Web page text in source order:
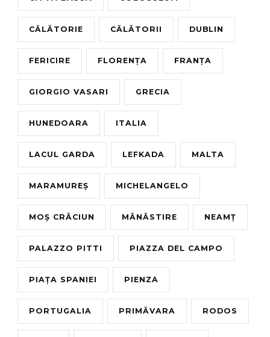
CĂLĂTORIE CĂLĂTORII DUBLIN
FERICIRE FLORENȚA FRANȚA
GIORGIO VASARI GRECIA
HUNEDOARA ITALIA
LACUL GARDA LEFKADA MALTA
MARAMUREȘ MICHELANGELO
MOȘ CRĂCIUN MĂNĂSTIRE NEAMȚ
PALAZZO PITTI PIAZZA DEL CAMPO
PIAȚA SPANIEI PIENZA
PORTUGALIA PRIMĂVARA RODOS